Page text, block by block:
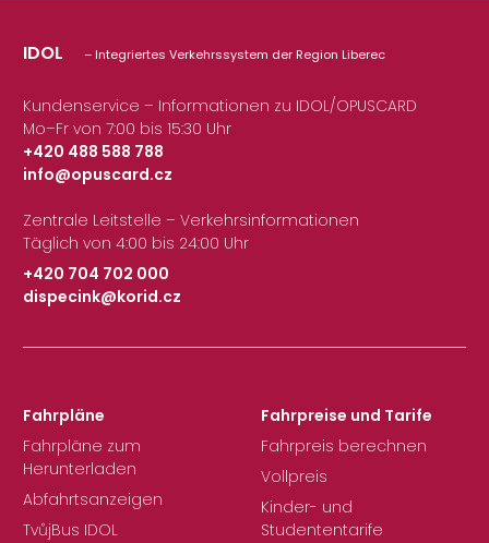
IDOL – Integriertes Verkehrssystem der Region Liberec
Kundenservice – Informationen zu IDOL/OPUSCARD
Mo–Fr von 7:00 bis 15:30 Uhr
+420 488 588 788
|
info@opuscard.cz
Zentrale Leitstelle – Verkehrsinformationen
Täglich von 4:00 bis 24:00 Uhr
+420 704 702 000
|
dispecink@korid.cz
Fahrpläne
Fahrpläne zum
Herunterladen
Abfahrtsanzeigen
TvůjBus IDOL
Fahrpreise und Tarife
Fahrpreis berechnen
Vollpreis
Kinder- und
Studententarife